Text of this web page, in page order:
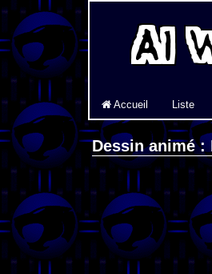
Accueil Liste
Dessin animé :